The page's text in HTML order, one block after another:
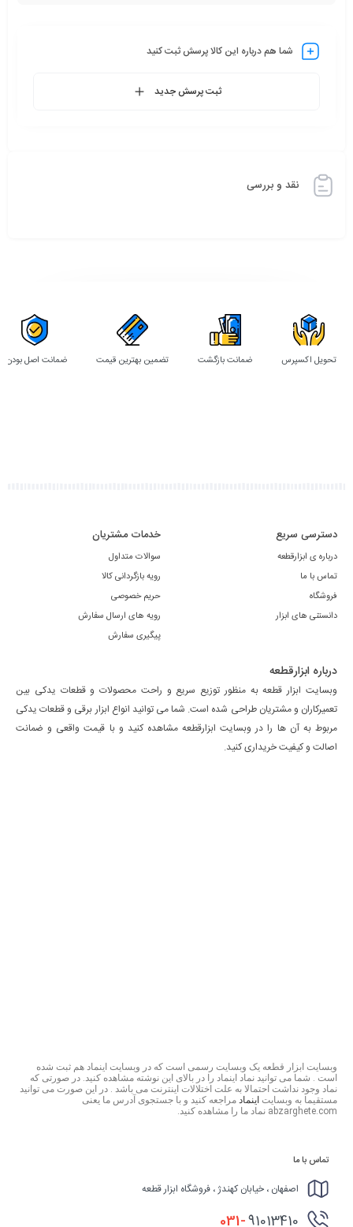
شما هم درباره این کالا پرسش ثبت کنید
ثبت پرسش جدید
نقد و بررسی
تحویل اکسپرس ضمانت بازگشت تضمین بهترین قیمت ضمانت اصل بودن
دسترسی سریع
درباره ی ابزارقطعه
تماس با ما
فروشگاه
دانستنی های ابزار
خدمات مشتریان
سوالات متداول
رویه بازگردانی کالا
حریم خصوصی
رویه های ارسال سفارش
پیگیری سفارش
درباره ابزارقطعه
وبسایت ابزار قطعه به منظور توزیع سریع و راحت محصولات و قطعات یدکی بین
تعمیرکاران و مشتریان طراحی شده است. شما می توانید انواع ابزار برقی و قطعات یدکی
مربوط به آن ها را در وبسایت ابزارقطعه مشاهده کنید و با قیمت واقعی و ضمانت
اصالت و کیفیت خریداری کنید.
وبسایت ابزار قطعه یک وبسایت رسمی است که در وبسایت اینماد هم ثبت شده
است . شما می توانید نماد اینماد را در بالای این نوشته مشاهده کنید. در صورتی که
نماد وجود نداشت احتمالا به علت اختلالات اینترنت می باشد . در این صورت می توانید
مستقیما به وبسایت اینماد مراجعه کنید و با جستجوی آدرس ما یعنی
abzarghete.com نماد ما را مشاهده کنید.
تماس با ما
اصفهان ، خیابان کهندژ ، فروشگاه ابزار قطعه
031-91013410